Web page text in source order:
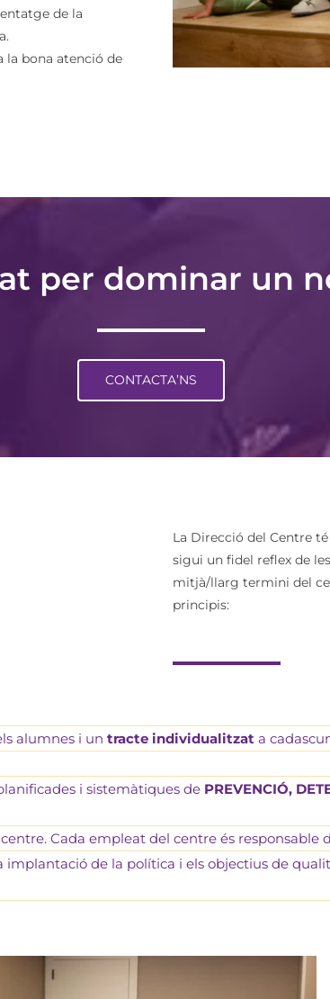
de la
la bona atenció de
per dominar un
CONTACTA’NS
La Direcció del Centre
sigui un fidel reflex de
mitjà/llarg termini del
principis:
alumnes i untracte individualitzat a
i sistemàtiques de PREVENCIÓ,
Cada empleat del centre és responsable
implantació de la política i els objectius de